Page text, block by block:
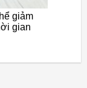
giảm
gian